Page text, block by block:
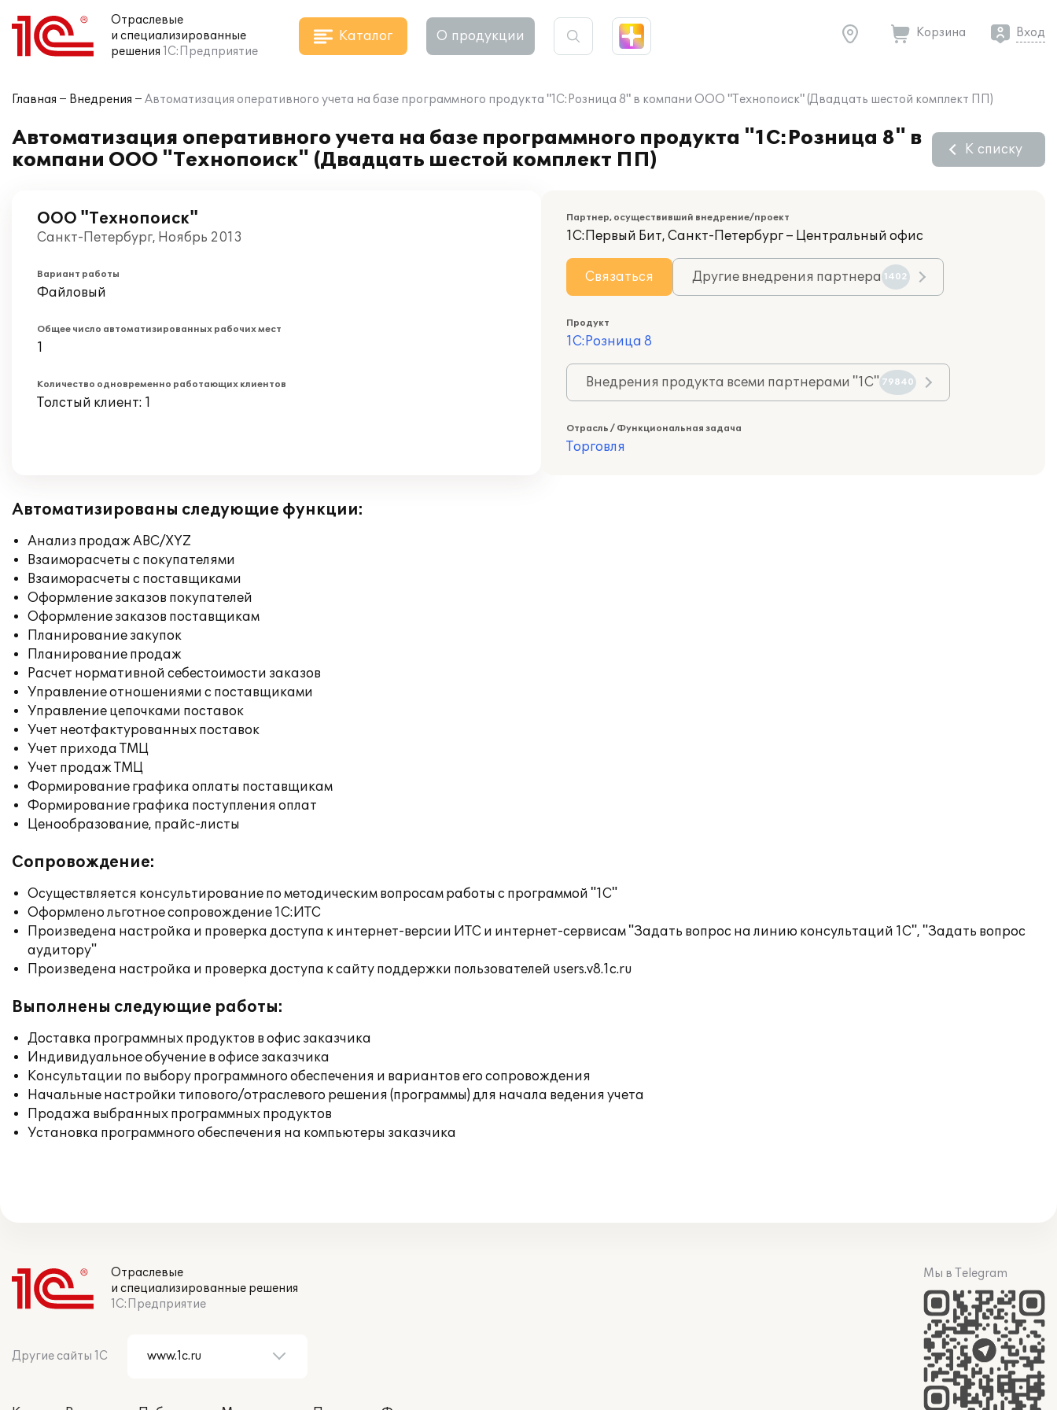
Отраслевые
и специализированные
решения 1С:Предприятие
Каталог О продукции Корзина Вход
Главная Внедрения Автоматизация оперативного учета на базе программного продукта "1С:Розница 8" в компани ООО "Технопоиск" (Двадцать шестой комплект ПП)
Автоматизация оперативного учета на базе программного продукта "1С:Розница 8" в
компани ООО "Технопоиск" (Двадцать шестой комплект ПП)
К списку
ООО "Технопоиск"
Санкт-Петербург, Ноябрь 2013
Вариант работы
Файловый
Общее число автоматизированных рабочих мест
1
Количество одновременно работающих клиентов
Толстый клиент: 1
Партнер, осуществивший внедрение/проект
1С:Первый Бит, Санкт-Петербург – Центральный офис
Связаться Другие внедрения партнера 1402
Продукт
1С:Розница 8
Внедрения продукта всеми партнерами "1С" 79840
Отрасль / Функциональная задача
Торговля
Автоматизированы следующие функции:
Анализ продаж ABC/XYZ
Взаиморасчеты с покупателями
Взаиморасчеты с поставщиками
Оформление заказов покупателей
Оформление заказов поставщикам
Планирование закупок
Планирование продаж
Расчет нормативной себестоимости заказов
Управление отношениями с поставщиками
Управление цепочками поставок
Учет неотфактурованных поставок
Учет прихода ТМЦ
Учет продаж ТМЦ
Формирование графика оплаты поставщикам
Формирование графика поступления оплат
Ценообразование, прайс-листы
Сопровождение:
Осуществляется консультирование по методическим вопросам работы с программой "1С"
Оформлено льготное сопровождение 1С:ИТС
Произведена настройка и проверка доступа к интернет-версии ИТС и интернет-сервисам "Задать вопрос на линию консультаций 1С", "Задать вопрос
аудитору"
Произведена настройка и проверка доступа к сайту поддержки пользователей users.v8.1c.ru
Выполнены следующие работы:
Доставка программных продуктов в офис заказчика
Индивидуальное обучение в офисе заказчика
Консультации по выбору программного обеспечения и вариантов его сопровождения
Начальные настройки типового/отраслевого решения (программы) для начала ведения учета
Продажа выбранных программных продуктов
Установка программного обеспечения на компьютеры заказчика
Отраслевые
и специализированные решения
1С:Предприятие
Другие сайты 1С
Мы в Telegram